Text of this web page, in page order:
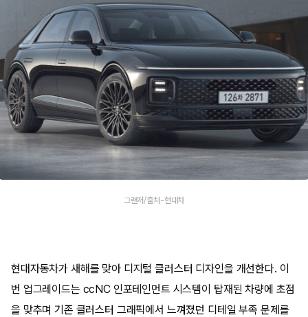
그랜저/출처-현대차
현대자동차가 새해를 맞아 디지털 클러스터 디자인을 개선한다. 이
번 업그레이드는 ccNC 인포테인먼트 시스템이 탑재된 차량에 초점
을 맞추며 기존 클러스터 그래픽에서 느껴졌던 디테일 부족 문제를